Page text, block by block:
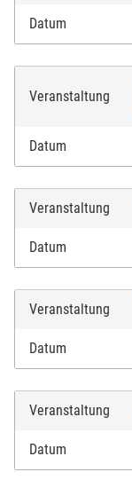
Datum
Veranstaltung
Datum
Veranstaltung
Datum
Veranstaltung
Datum
Veranstaltung
Datum